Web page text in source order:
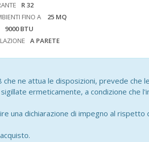
R 32
FINO A
25 MQ
9000 BTU
A PARETE
ne attua le disposizioni, prevede che
ermeticamente, a condizione che
una dichiarazione di impegno al